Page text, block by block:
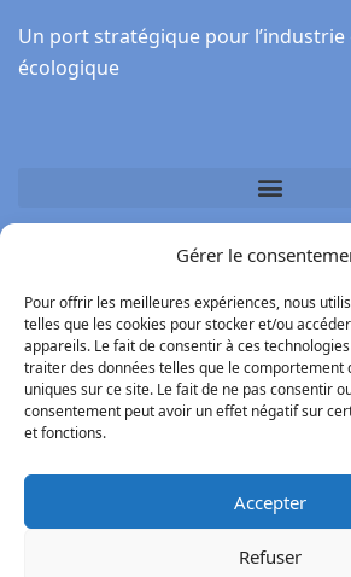
Gérer le
Pour offrir les meilleures expériences, nous
telles que les cookies pour stocker et/ou
appareils. Le fait de consentir à ces
traiter des données telles que le comportement
uniques sur ce site. Le fait de ne pas consentir
consentement peut avoir un effet négatif sur
et fonctions.
Accepter
Refuser
Un port stratégique pour
écologique
BrestPort (Siège) Port de Brest
1, rue de Kiel, 29200 Brest
Crédits photos : BrestPort,
l’Ile